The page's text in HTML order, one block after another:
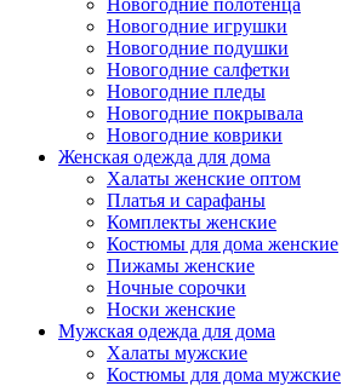
Новогодние полотенца
Новогодние игрушки
Новогодние подушки
Новогодние салфетки
Новогодние пледы
Новогодние покрывала
Новогодние коврики
Женская одежда для дома
Халаты женские оптом
Платья и сарафаны
Комплекты женские
Костюмы для дома женские
Пижамы женские
Ночные сорочки
Носки женские
Мужская одежда для дома
Халаты мужские
Костюмы для дома мужские